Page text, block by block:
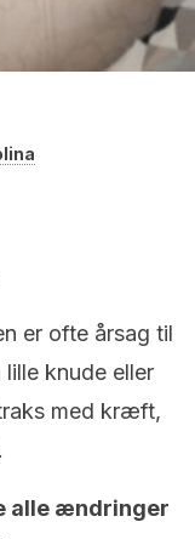
er ofte årsag til
knude eller
med kræft,
alle ændringer